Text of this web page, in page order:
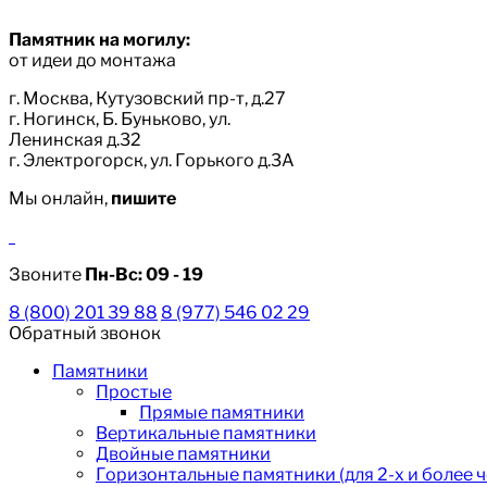
Памятник на могилу:
от идеи до монтажа
г. Москва, Кутузовский пр-т, д.27
г. Ногинск, Б. Буньково, ул.
Ленинская д.32
г. Электрогорск, ул. Горького д.3А
Мы онлайн, пишите
Звоните Пн-Вс:09 - 19
8 (800) 201 39 88 8 (977) 546 02 29
Обратный звонок
Памятники
Простые
Прямые памятники
Вертикальные памятники
Двойные памятники
Горизонтальные памятники (для 2-х и более